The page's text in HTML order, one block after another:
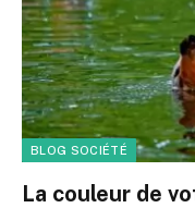
BLOG SOCIÉTÉ
La couleur de